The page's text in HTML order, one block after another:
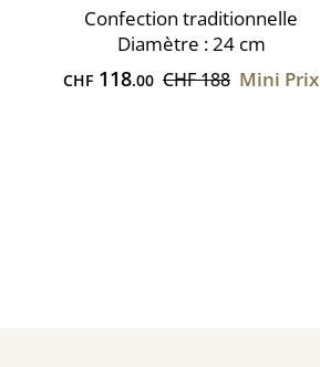
Confection traditionnelle
Diamètre : 24 cm
CHF 118.00 CHF 188 Mini Prix